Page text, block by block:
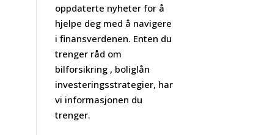
oppdaterte nyheter for å
hjelpe deg med å navigere
i finansverdenen. Enten du
trenger råd om
bilforsikring , boliglån
investeringsstrategier, har
vi informasjonen du
trenger.